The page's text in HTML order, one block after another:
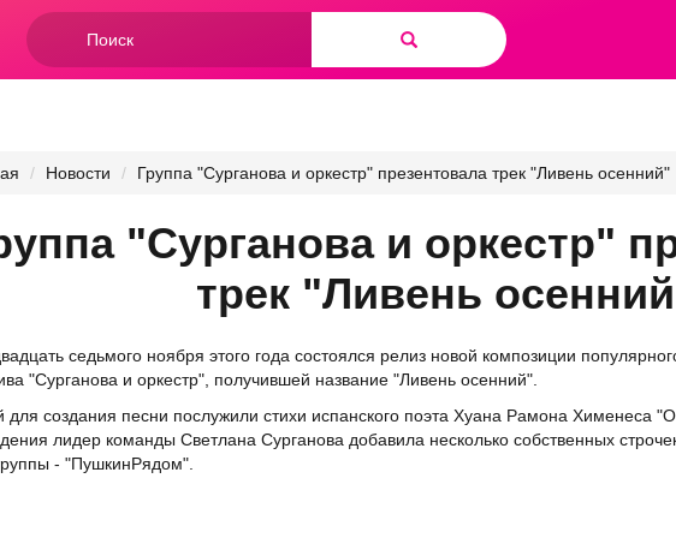
Форма
поиска
Новости Группа "Сурганова и оркестр" презентовала трек "Ливень осенний"
"Сурганова и оркестр"
трек "Ливень
седьмого ноября этого года состоялся релиз новой композиции
"Сурганова и оркестр", получившей название "Ливень осенний".
для создания песни послужили стихи испанского поэта Хуана Рамона Хименеса
лидер команды Светлана Сурганова добавила несколько собственных
- "ПушкинРядом".